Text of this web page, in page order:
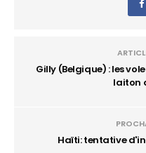
Gilly (Belgique) : les
laiton
Haïti: tentative